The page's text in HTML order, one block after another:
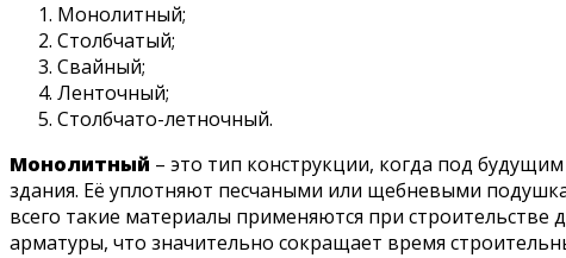
Монолитный;
Столбчатый;
Свайный;
Ленточный;
Столбчато-летночный.
Монолитный – это тип конструкции, когда под
здания. Её уплотняют песчаными или щебневыми
всего такие материалы применяются при строительстве
арматуры, что значительно сокращает время